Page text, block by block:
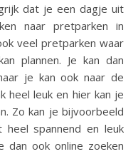
dat je een dagje uit
naar pretparken in
veel pretparken waar
plannen. Je kan dan
je kan ook naar de
heel leuk en hier kan je
Zo kan je bijvoorbeeld
spannend en leuk
dan ook online zoeken